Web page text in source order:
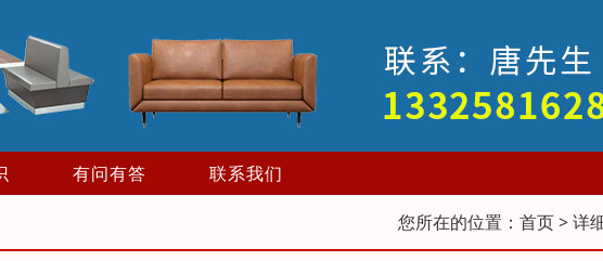
有问有答 联系我们
您所在的位置： 首页> 详